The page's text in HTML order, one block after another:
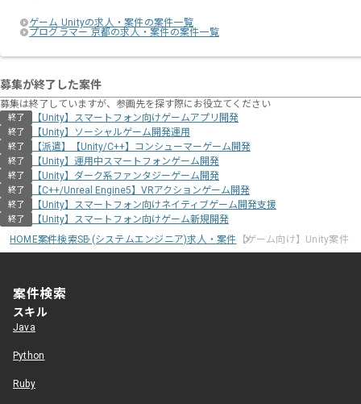
ゲーム Unityの求人・案件の案件一覧
プログラマー 京都の求人・案件の案件一覧
募集が終了した案件
募集は終了していますが、参画先を探す際にお役立てください
終了 【Unity】スマートフォン向けゲームアプリ開発
終了 【Unity】ソーシャルゲーム開発運用
終了 【派遣】【Unity/C++】コンシューマーゲーム開発
終了 【Unity】運用中スマートフォンゲーム開発
終了 【Unity】ダーク系ファンタジーゲーム開発
終了 【C++/Unreal Engine5】VRアクションゲーム開発
終了 【Unity】スマートフォン向けネイティブゲーム開発支援
終了
【Unity】スマートフォン向けゲーム新規開発
HOME案件検索SE (システムエンジニア)求人・案件 【ゲーム向け】Unity案件
案件検索
スキル
Java
Python
Ruby